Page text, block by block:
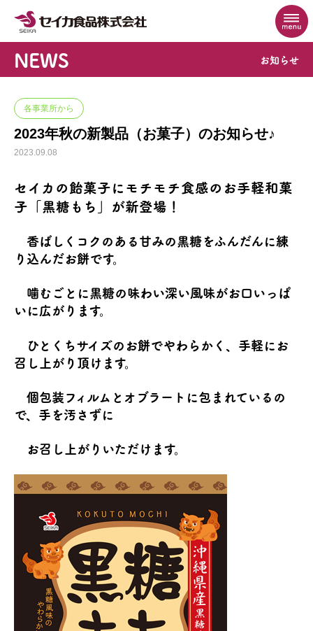
NEWS お知らせ
各事業所から
2023年秋の新製品（お菓子）のお知らせ♪
2023.09.08
セイカの飴菓子にモチモチ食感のお手軽和菓
子「黒糖もち」が新登場！
香ばしくコクのある甘みの黒糖をふんだんに練
り込んだお餅です。
噛むごとに黒糖の味わい深い風味がお口いっぱ
いに広がります。
ひとくちサイズのお餅でやわらかく、手軽にお
召し上がり頂けます。
個包装フィルムとオブラートに包まれているの
で、手を汚さずに
お召し上がりいただけます。